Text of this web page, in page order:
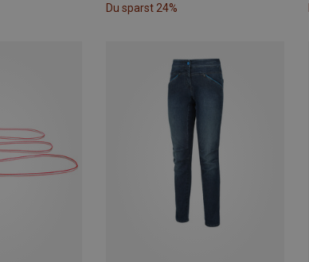
Du sparst 24%